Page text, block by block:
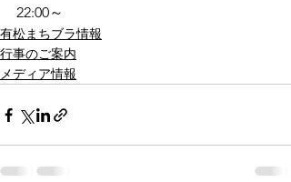
22:00～
有松まちブラ情報
行事のご案内
メディア情報